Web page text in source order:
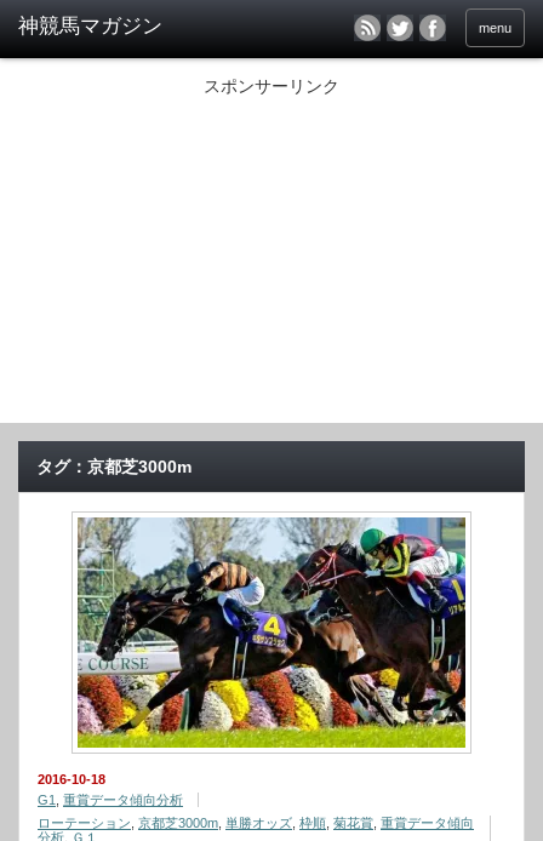
menu
スポンサーリンク
タグ：京都芝3000m
2016-10-18
G1
重賞データ傾向分析
ローテーション 京都芝3000m 単勝オッズ 枠順 菊花賞 重賞データ傾向
分析
Ｇ１